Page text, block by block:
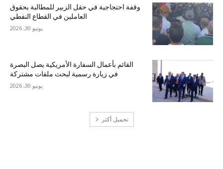
وقفة احتجاجية في حقل الزبير للمطالبة بحقوق
العاملين في القطاع النفطي
يونيو 30, 2026
القائم بأعمال السفارة الأمريكية يصل البصرة
في زيارة رسمية لبحث ملفات مشتركة
يونيو 30, 2026
تحميل أكثر